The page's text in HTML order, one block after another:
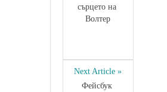
сърцето на
Волтер
Next Article »
Фейсбук